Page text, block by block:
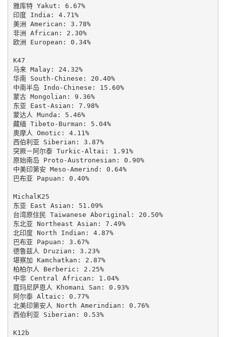
雅库特 Yakut: 6.67%
印度 India: 4.71%
美洲 American: 3.78%
非洲 African: 2.30%
欧洲 European: 0.34%
K47
马来 Malay: 24.32%
华南 South-Chinese: 20.40%
中南半岛 Indo-Chinese: 15.60%
蒙古 Mongolian: 9.36%
东亚 East-Asian: 7.98%
蒙达人 Munda: 5.46%
藏缅 Tibeto-Burman: 5.04%
奥摩人 Omotic: 4.11%
西伯利亚 Siberian: 3.87%
突厥－阿尔泰 Turkic-Altai: 1.91%
原始南岛 Proto-Austronesian: 0.90%
中美印第安 Meso-Amerind: 0.64%
巴布亚 Papuan: 0.40%
MichalK25
东亚 East Asian: 51.09%
台湾原住民 Taiwanese Aboriginal: 20.50%
东北亚 Northeast Asian: 7.49%
北印度 North Indian: 4.87%
巴布亚 Papuan: 3.67%
德鲁兹人 Druzian: 3.23%
堪察加 Kamchatkan: 2.87%
柏柏尔人 Berberic: 2.25%
中非 Central African: 1.04%
蔻玛尼萨恩人 Khomani San: 0.93%
阿尔泰 Altaic: 0.77%
北美印第安人 North Amerindian: 0.76%
西伯利亚 Siberian: 0.53%
K12b